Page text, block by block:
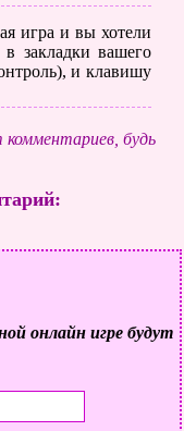
игра и вы хотели
закладки вашего
и клавишу
будь
онлайн игре будут